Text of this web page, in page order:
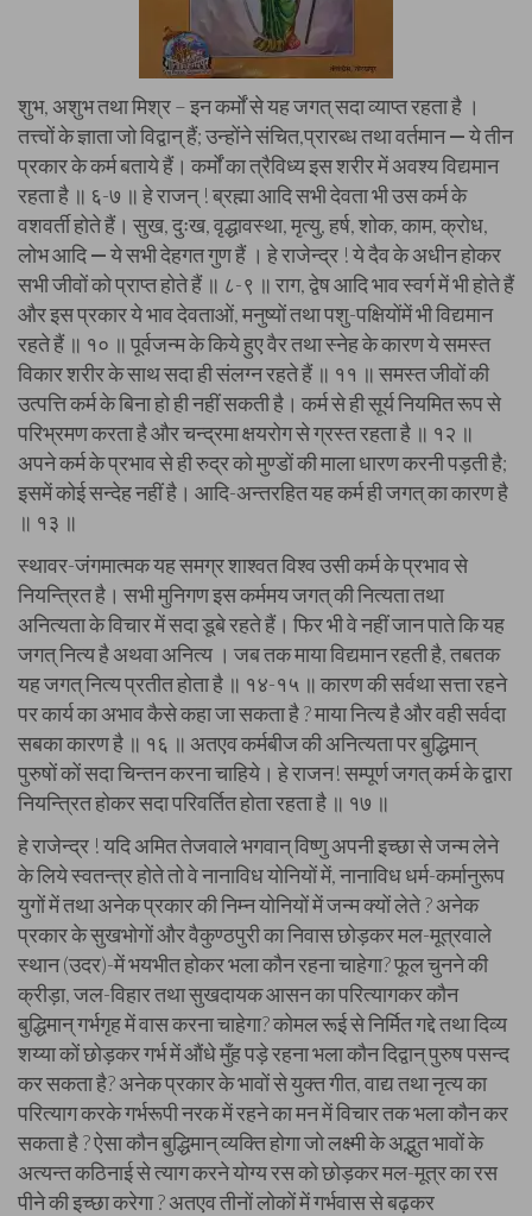
शुभ, अशुभ तथा मिश्र – इन कर्मों से यह जगत् सदा व्याप्त रहता है ।
तत्त्वों के ज्ञाता जो विद्वान् हैं; उन्होंने संचित,प्रारब्ध तथा वर्तमान—ये तीन
प्रकार के कर्म बताये हैं। कर्मों का त्रैविध्य इस शरीर में अवश्य विद्यमान
रहता है ॥ ६-७ ॥ हे राजन् ! ब्रह्मा आदि सभी देवता भी उस कर्म के
वशवर्ती होते हैं। सुख, दुःख, वृद्धावस्था, मृत्यु, हर्ष, शोक, काम, क्रोध,
लोभ आदि—ये सभी देहगत गुण हैं । हे राजेन्द्र ! ये दैव के अधीन होकर
सभी जीवों को प्राप्त होते हैं ॥ ८-९ ॥ राग, द्वेष आदि भाव स्वर्ग में भी होते हैं
और इस प्रकार ये भाव देवताओं, मनुष्यों तथा पशु-पक्षियोंमें भी विद्यमान
रहते हैं ॥ १० ॥ पूर्वजन्म के किये हुए वैर तथा स्नेह के कारण ये समस्त
विकार शरीर के साथ सदा ही संलग्न रहते हैं ॥ ११ ॥ समस्त जीवों की
उत्पत्ति कर्म के बिना हो ही नहीं सकती है। कर्म से ही सूर्य नियमित रूप से
परिभ्रमण करता है और चन्द्रमा क्षयरोग से ग्रस्त रहता है ॥ १२ ॥
अपने कर्म के प्रभाव से ही रुद्र को मुण्डों की माला धारण करनी पड़ती है;
इसमें कोई सन्देह नहीं है। आदि-अन्तरहित यह कर्म ही जगत् का कारण है
॥ १३ ॥
स्थावर-जंगमात्मक यह समग्र शाश्वत विश्व उसी कर्म के प्रभाव से
नियन्त्रित है। सभी मुनिगण इस कर्ममय जगत् की नित्यता तथा
अनित्यता के विचार में सदा डूबे रहते हैं। फिर भी वे नहीं जान पाते कि यह
जगत् नित्य है अथवा अनित्य । जब तक माया विद्यमान रहती है, तबतक
यह जगत् नित्य प्रतीत होता है ॥ १४-१५ ॥ कारण की सर्वथा सत्ता रहने
पर कार्य का अभाव कैसे कहा जा सकता है ? माया नित्य है और वही सर्वदा
सबका कारण है ॥ १६ ॥ अतएव कर्मबीज की अनित्यता पर बुद्धिमान्‌
पुरुषों कों सदा चिन्तन करना चाहिये। हे राजन! सम्पूर्ण जगत्‌ कर्म के द्वारा
नियन्त्रित होकर सदा परिवर्तित होता रहता है ॥ १७ ॥
हे राजेन्द्र ! यदि अमित तेजवाले भगवान्‌ विष्णु अपनी इच्छा से जन्म लेने
के लिये स्वतन्त्र होते तो वे नानाविध योनियों में, नानाविध धर्म-कर्मानुरूप
युगों में तथा अनेक प्रकार की निम्न योनियों में जन्म क्‍यों लेते ? अनेक
प्रकार के सुखभोगों और वैकुण्ठपुरी का निवास छोड़कर मल-मूत्रवाले
स्थान (उदर)-में भयभीत होकर भला कौन रहना चाहेगा? फूल चुनने की
क्रीड़ा, जल-विहार तथा सुखदायक आसन का परित्यागकर कौन
बुद्धिमान्‌ गर्भगृह में वास करना चाहेगा? कोमल रूई से निर्मित गद्दे तथा दिव्य
शय्या कों छोड़कर गर्भ में औंधे मुँह पड़े रहना भला कौन दिद्वान्‌ पुरुष पसन्द
कर सकता है? अनेक प्रकार के भावों से युक्त गीत, वाद्य तथा नृत्य का
परित्याग करके गर्भरूपी नरक में रहने का मन में विचार तक भला कौन कर
सकता है ? ऐसा कौन बुद्धिमान्‌ व्यक्ति होगा जो लक्ष्मी के अद्भुत भावों के
अत्यन्त कठिनाई से त्याग करने योग्य रस को छोड़कर मल-मूत्र का रस
पीने की इच्छा करेगा ? अतएव तीनों लोकों में गर्भवास से बढ़कर